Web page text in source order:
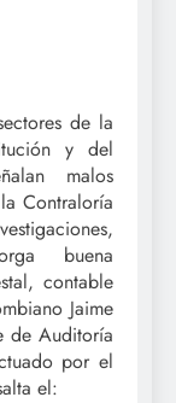
de la
y del
malos
Contraloría
buena
contable
Jaime
de Auditoría
por el
el: